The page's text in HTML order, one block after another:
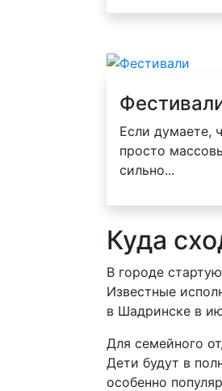
Если думаете,
просто
сильно...
Куда
В городе
Известные
в Шадринске в
Для семейного
Дети будут в
особенно